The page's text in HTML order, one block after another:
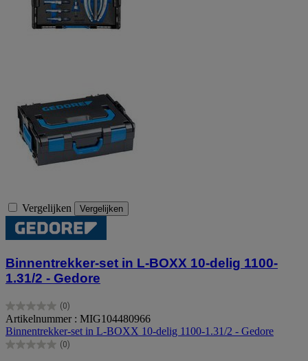
Vergelijken Vergelijken
Binnentrekker-set in L-BOXX 10-delig 1100-
1.31/2 - Gedore
(0)
0.0
van
de
5
Artikelnummer : MIG104480966
Binnentrekker-set in L-BOXX 10-delig 1100-1.31/2 - Gedore
(0)
0.0